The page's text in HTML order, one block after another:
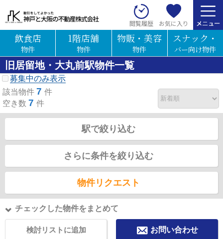
閲覧履歴 お気に入り
飲食店
物件
1階店舗
物件
物販・美容
物件
スナック・
バー向け物件
旧居留地・大丸前駅物件一覧
募集中のみ表示
該当物件 7 件
空き数 7 件
駅で絞り込む
さらに条件を絞り込む
物件リクエスト
チェックした物件をまとめて
検討リストに追加 お問い合わせ